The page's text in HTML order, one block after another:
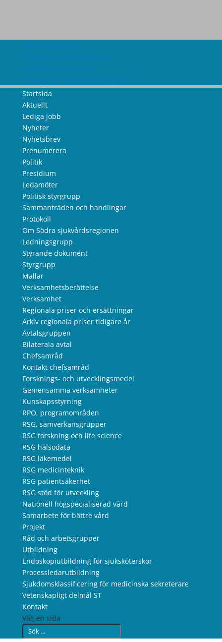
Om webbplatsen
Tillgänglighetsredogörelse
Information om cookies
Information om personuppgifter
Startsida
Aktuellt
Lediga jobb
Nyheter
Nyhetsbrev
Prenumerera
Politik
Presidium
Ledamöter
Politisk styrgrupp
Sammanträden och handlingar
Protokoll
Om Södra sjukvårdsregionen
Ledningsgrupp
Styrande dokument
Styrgrupp
Mallar
Verksamhetsberättelse
Verksamhet
Regionala priser och ersättningar
Arkiv regionala priser tidigare år
Avtalsgruppen
Bilaterala avtal
Chefsamråd
Kontakt chefsamråd
Forsknings- och utvecklingsmedel
Gemensamma verksamheter
Kunskapsstyrning
RPO, programområden
RSG, samverkansgrupper
RSG forskning och life science
RSG hälsodata
RSG läkemedel
RSG medicinteknik
RSG patientsäkerhet
RSG stöd för utveckling
Nationell högspecialiserad vård
Samarbete för bättre vård
Projekt
Råd och arbetsgrupper
Utbildning
Endoskopiutbildning för sjuksköterskor
Processledarutbildning
Sjukdomsklassificering för medicinska sekreterare
Vetenskapligt delmål ST
Kontakt
Välj en sida